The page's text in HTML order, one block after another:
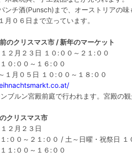
ンチ酒(Punsch)まで、オーストリアの味
０６日まで立っています。
のクリスマス市 / 新年のマーケット
２月２３日 １０:００～２１:００
００～１６:００
０５日 １０:００～１８:００
ブルン宮殿前庭で行われます。宮殿の
クリスマス市
２月２３日
２１:００ / 土～日曜・祝祭日 １０
００～１６:００